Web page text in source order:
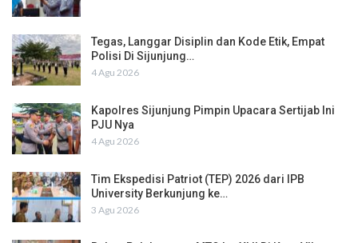
Tegas, Langgar Disiplin dan Kode Etik, Empat
Polisi Di Sijunjung…
4 Agu 2026
Kapolres Sijunjung Pimpin Upacara Sertijab Ini
PJU Nya
4 Agu 2026
Tim Ekspedisi Patriot (TEP) 2026 dari IPB
University Berkunjung ke…
3 Agu 2026